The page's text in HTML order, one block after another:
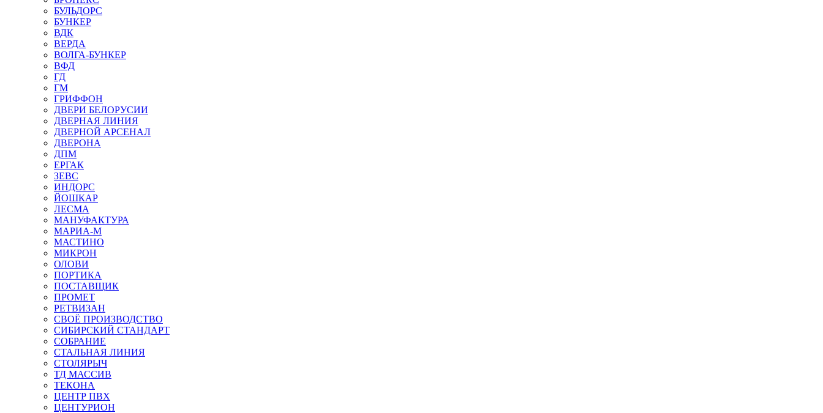
БУЛЬДОРС
БУНКЕР
ВДК
ВЕРДА
ВОЛГА-БУНКЕР
ВФД
ГД
ГМ
ГРИФФОН
ДВЕРИ БЕЛОРУСИИ
ДВЕРНАЯ ЛИНИЯ
ДВЕРНОЙ АРСЕНАЛ
ДВЕРОНА
ДПМ
ЕРГАК
ЗЕВС
ИНДОРС
ЙОШКАР
ЛЕСМА
МАНУФАКТУРА
МАРИА-М
МАСТИНО
МИКРОН
ОЛОВИ
ПОРТИКА
ПОСТАВЩИК
ПРОМЕТ
РЕТВИЗАН
СВОЁ ПРОИЗВОДСТВО
СИБИРСКИЙ СТАНДАРТ
СОБРАНИЕ
СТАЛЬНАЯ ЛИНИЯ
СТОЛЯРЫЧ
ТД МАССИВ
ТЕКОНА
ЦЕНТР ПВХ
ЦЕНТУРИОН